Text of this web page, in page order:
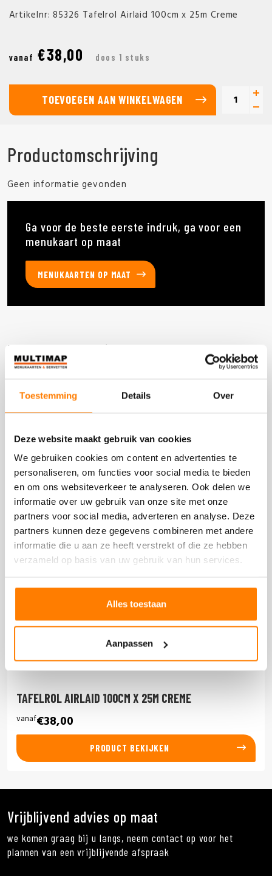
Toestemming Details Over
Deze website maakt gebruik van cookies
We gebruiken cookies om content en advertenties te
personaliseren, om functies voor social media te bieden
en om ons websiteverkeer te analyseren. Ook delen we
informatie over uw gebruik van onze site met onze
partners voor social media, adverteren en analyse. Deze
partners kunnen deze gegevens combineren met andere
informatie die u aan ze heeft verstrekt of die ze hebben
verzameld op basis van uw gebruik van hun services.
Alles toestaan
Aanpassen
Artikelnr: 85326 Tafelrol Airlaid 100cm x 25m Creme
vanaf €38,00 doos 1 stuks
TOEVOEGEN AAN WINKELWAGEN
Productomschrijving
Geen informatie gevonden
Ga voor de beste eerste indruk, ga voor een
menukaart op maat
MENUKAARTEN OP MAAT
Deze producten heb je eerder bekeken
DOOS 1 STUKS
TAFELROL AIRLAID 100CM X 25M CREME
vanaf€38,00
PRODUCT BEKIJKEN
Vrijblijvend advies op maat
we komen graag bij u langs, neem contact op voor het
plannen van een vrijblijvende afspraak